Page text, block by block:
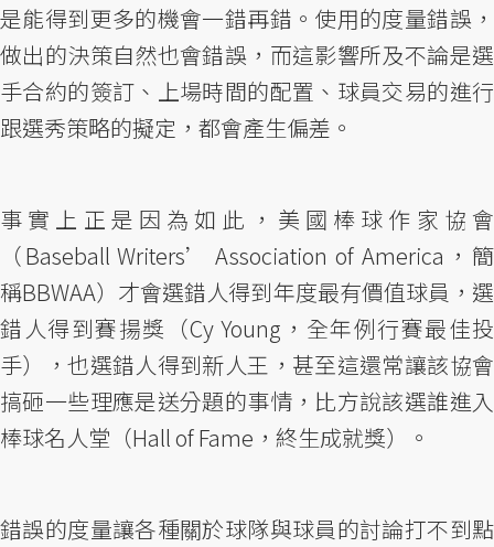
是能得到更多的機會一錯再錯。使用的度量錯誤，
做出的決策自然也會錯誤，而這影響所及不論是選
手合約的簽訂、上場時間的配置、球員交易的進行
跟選秀策略的擬定，都會產生偏差。
事實上正是因為如此，美國棒球作家協會
（Baseball Writers’ Association of America，簡
稱BBWAA）才會選錯人得到年度最有價值球員，選
錯人得到賽揚獎（Cy Young，全年例行賽最佳投
手），也選錯人得到新人王，甚至這還常讓該協會
搞砸一些理應是送分題的事情，比方說該選誰進入
棒球名人堂（Hall of Fame，終生成就獎）。
錯誤的度量讓各種關於球隊與球員的討論打不到點